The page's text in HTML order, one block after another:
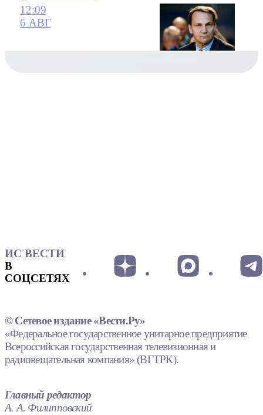
12:09
6 АВГ
ИС ВЕСТИ
В
СОЦСЕТЯХ
© Сетевое издание «Вести.Ру»
«Федеральное государственное унитарное предприятие
Всероссийская государственная телевизионная и
радиовещательная компания» (ВГТРК).
Главный редактор
А. А. Филипповский